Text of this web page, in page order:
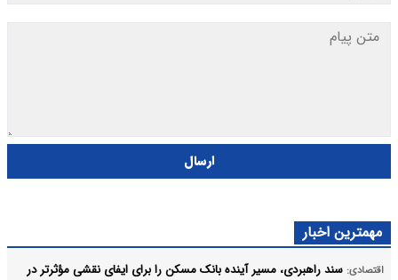
ارسال
مهمترین اخبار
اقتصادی: سند راهبردی، مسیر آینده بانک مسکن را برای ایفای نقشی مؤثرتر در